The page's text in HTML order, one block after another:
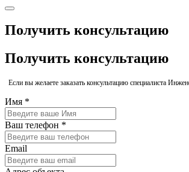
Получить консультацию
Получить консультацию
Если вы желаете заказать консультацию специалиста
Имя *
Ваш телефон *
Email